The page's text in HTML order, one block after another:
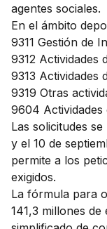
agentes sociales.
En el ámbito
9311 Gestión de
9312 Actividades
9313 Actividades
9319 Otras
9604 Actividades
Las solicitudes
y el 10 de
permite a los
exigidos.
La fórmula para
141,3 millones